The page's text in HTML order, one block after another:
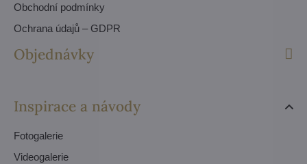
Obchodní podmínky
Ochrana údajů – GDPR
Objednávky
Inspirace a návody
Fotogalerie
Videogalerie